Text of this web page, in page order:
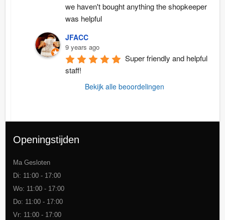
we haven't bought anything the shopkeeper
was helpful
JFACC
9 years ago
Super friendly and helpful
staff!
Bekijk alle beoordelingen
Openingstijden
Ma Gesloten
Di: 11:00 - 17:00
Wo: 11:00 - 17:00
Do: 11:00 - 17:00
Vr: 11:00 - 17:00